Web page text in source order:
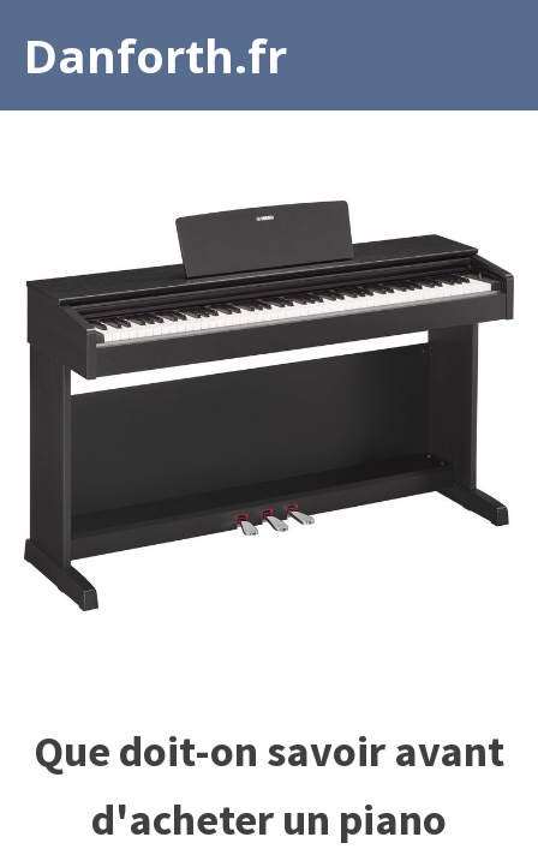
Danforth.fr
Que doit-on savoir avant
d'acheter un piano